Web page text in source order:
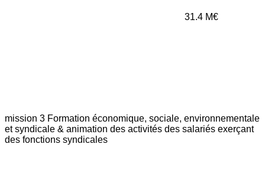
31.4 M€
mission 3 Formation économique, sociale, environnementale
et syndicale & animation des activités des salariés exerçant
des fonctions syndicales